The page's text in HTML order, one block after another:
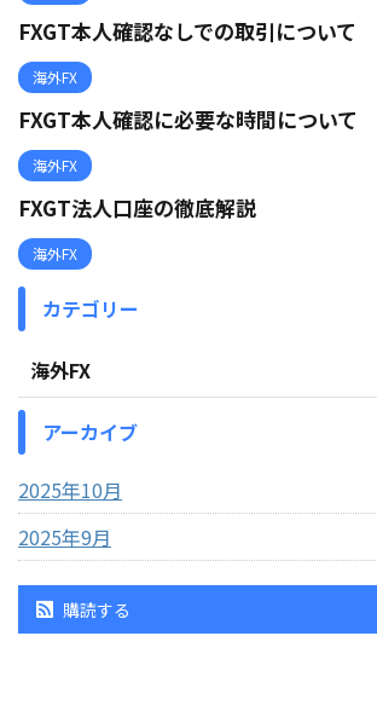
FXGT本人確認なしでの取引について
海外FX
FXGT本人確認に必要な時間について
海外FX
FXGT法人口座の徹底解説
海外FX
カテゴリー
海外FX
アーカイブ
2025年10月
2025年9月
購読する